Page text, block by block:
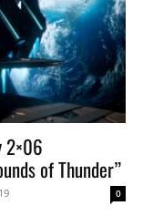
2×06
of Thunder”
0